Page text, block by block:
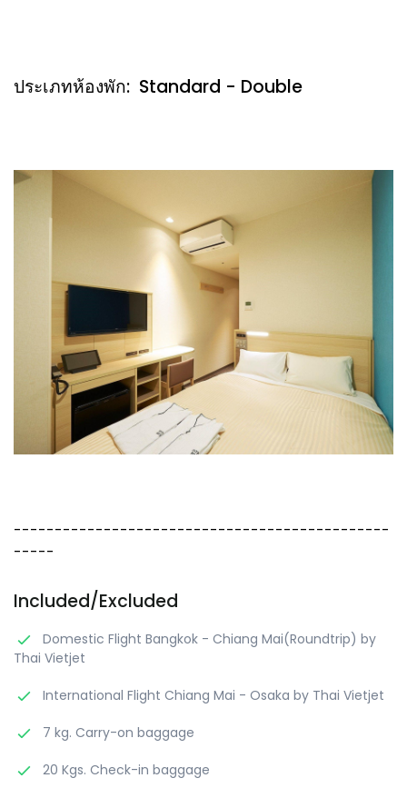
ประเภทห้องพัก: Standard - Double
----------------------------------------------
-----
Included/Excluded
Domestic Flight Bangkok - Chiang Mai(Roundtrip) by
Thai Vietjet
International Flight Chiang Mai - Osaka by Thai Vietjet
7 kg. Carry-on baggage
20 Kgs. Check-in baggage